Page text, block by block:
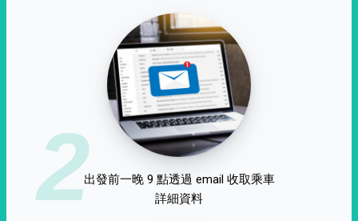
2出發前一晚 9 點透過 email 收取乘車
詳細資料